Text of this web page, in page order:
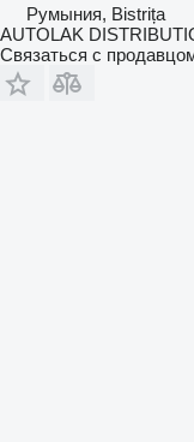
Румыния, Bistrița
AUTOLAK
Связаться с